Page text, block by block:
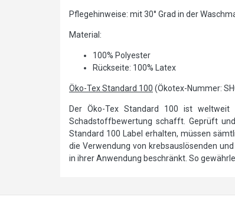
Pflegehinweise: mit 30° Grad in der
Material:
100% Polyester
Rückseite: 100% Latex
Öko-Tex Standard 100 (Ökotex-Nummer:
Der Öko-Tex Standard 100 ist weltweit
Schadstoffbewertung schafft. Geprüft
Standard 100 Label erhalten, müssen
die Verwendung von krebsauslösenden
in ihrer Anwendung beschränkt. So